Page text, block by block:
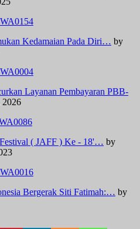
Kedamaian Pada Diri… by
Layanan Pembayaran PBB-
2026
( JAFF ) Ke - 18'… by
Bergerak Siti Fatimah:… by